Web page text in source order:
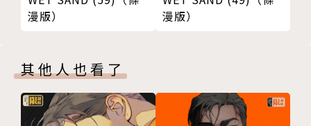
漫版）
漫版）
其他人也看了